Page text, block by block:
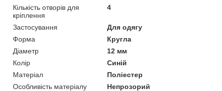
Кількість отворів для
кріплення
4
Застосування
Для одягу
Форма
Кругла
Діаметр
12 мм
Колір
Синій
Матеріал
Поліестер
Особливість матеріалу
Непрозорий